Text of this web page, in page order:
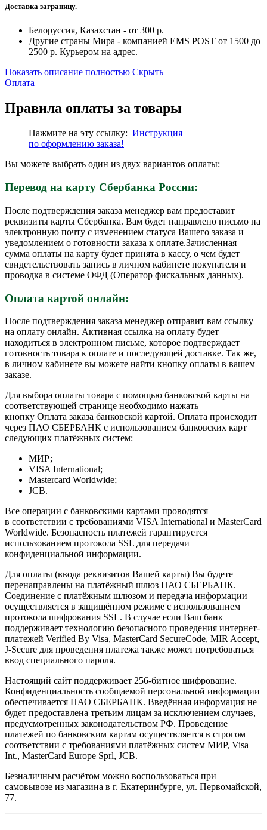
Доставка заграницу.
Белоруссия, Казахстан - от 300 р.
Другие страны Мира - компанией EMS POST от 1500 до
2500 р. Курьером на адрес.
Показать описание полностью Скрыть
Оплата
Правила оплаты за товары
Нажмите на эту ссылку: Инструкция
по оформлению заказа!
Вы можете выбрать один из двух вариантов оплаты:
Перевод на карту Сбербанка России:
После подтверждения заказа менеджер вам предоставит
реквизиты карты Сбербанка. Вам будет направлено письмо на
электронную почту с изменением статуса Вашего заказа и
уведомлением о готовности заказа к оплате.Зачисленная
сумма оплаты на карту будет принята в кассу, о чем будет
свидетельствовать запись в личном кабинете покупателя и
проводка в системе ОФД (Оператор фискальных данных).
Оплата картой онлайн:
После подтверждения заказа менеджер отправит вам ссылку
на оплату онлайн. Активная ссылка на оплату будет
находиться в электронном письме, которое подтверждает
готовность товара к оплате и последующей доставке. Так же,
в личном кабинете вы можете найти кнопку оплаты в вашем
заказе.
Для выбора оплаты товара с помощью банковской карты на
соответствующей странице необходимо нажать
кнопку Оплата заказа банковской картой. Оплата происходит
через ПАО СБЕРБАНК с использованием банковских карт
следующих платёжных систем:
МИР;
VISA International;
Mastercard Worldwide;
JCB.
Все операции с банковскими картами проводятся
в соответствии с требованиями VISA International и MasterCard
Worldwide. Безопасность платежей гарантируется
использованием протокола SSL для передачи
конфиденциальной информации.
Для оплаты (ввода реквизитов Вашей карты) Вы будете
перенаправлены на платёжный шлюз ПАО СБЕРБАНК.
Соединение с платёжным шлюзом и передача информации
осуществляется в защищённом режиме с использованием
протокола шифрования SSL. В случае если Ваш банк
поддерживает технологию безопасного проведения интернет-
платежей Verified By Visa, MasterCard SecureCode, MIR Accept,
J-Secure для проведения платежа также может потребоваться
ввод специального пароля.
Настоящий сайт поддерживает 256-битное шифрование.
Конфиденциальность сообщаемой персональной информации
обеспечивается ПАО СБЕРБАНК. Введённая информация не
будет предоставлена третьим лицам за исключением случаев,
предусмотренных законодательством РФ. Проведение
платежей по банковским картам осуществляется в строгом
соответствии с требованиями платёжных систем МИР, Visa
Int., MasterCard Europe Sprl, JCB.
Безналичным расчётом можно воспользоваться при
самовывозе из магазина в г. Екатеринбурге, ул. Первомайской,
77.